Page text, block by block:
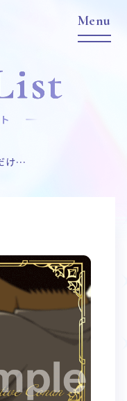
List
ードリスト
Recipe
け…